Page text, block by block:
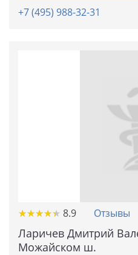
+7 (495) 988-32-31
★★★★★
★★★★★ 8.9 Отзывы
Ларичев Дмитрий
Можайском ш.